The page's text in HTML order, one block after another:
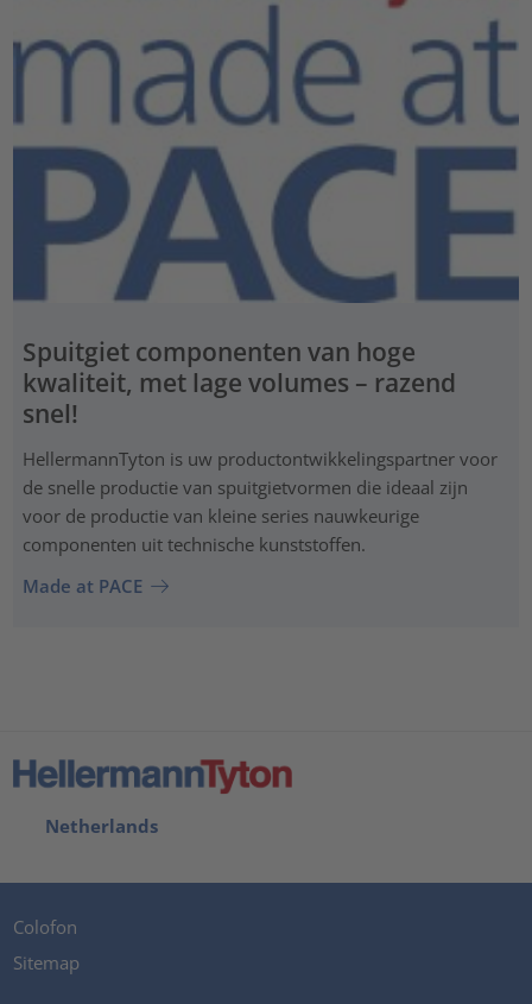
Spuitgiet componenten van hoge
kwaliteit, met lage volumes – razend
snel!
HellermannTyton is uw productontwikkelingspartner voor
de snelle productie van spuitgietvormen die ideaal zijn
voor de productie van kleine series nauwkeurige
componenten uit technische kunststoffen.
Made at PACE
Netherlands
Colofon
Sitemap